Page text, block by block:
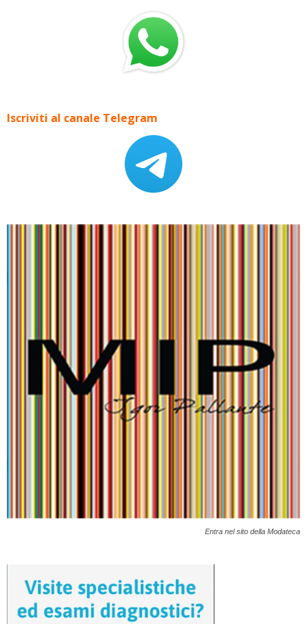
Iscriviti al canale Telegram
Entra nel sito della Modateca